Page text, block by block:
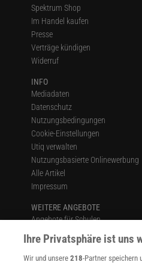
Spektrum Shop
Im Handel kaufen
Presse
Verträge kündigen
Widerruf
INFO
Mediadaten
Datenschutz
Nutzungsbedingungen
Cookie-Einstellungen
Utiq verwalten
Nutzungsbasierte Onlinewerbung
Alle Artikel
Impressum
WEITERE ANGEBOTE
Angebote für Schulen
Angebote für Institutionen
Sprachen lernen mit Gymglish
Lexika
Ihre Privatsphäre ist uns
Wir und unsere218-Partner speichern